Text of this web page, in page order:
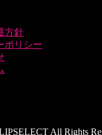
方針
ポリシー
All Rights